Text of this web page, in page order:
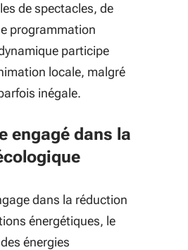
de spectacles, de
programmation
participe
locale, malgré
inégale.
engagé dans la
dans la réduction
énergétiques, le
énergies